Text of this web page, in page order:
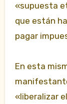
«supuesta
que están
pagar
En esta
«liberalizar